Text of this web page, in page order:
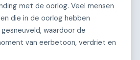
met de oorlog. Veel mensen
die in de oorlog hebben
waardoor de
van eerbetoon, verdriet en